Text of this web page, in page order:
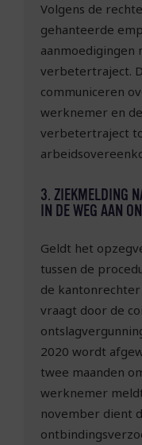
Volgens de
gehanteerde
aanmoedigingen
verbetertraject.
communiceren
werknemer en
verbetertraject
3. ZIEKMELDING
IN DE WEG AAN
Geldt het
tussen de
de
vraagt door de
2020 wordt
twee maanden
werknemer
november dient